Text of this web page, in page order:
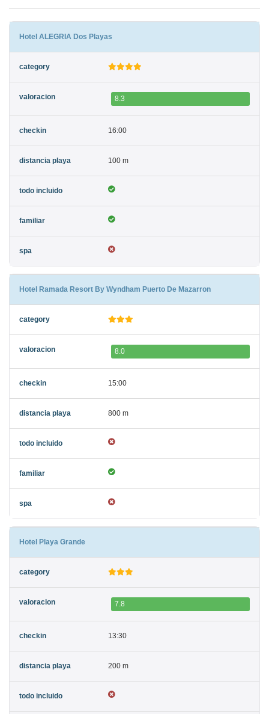
Hotel ALEGRIA Dos Playas
8.3
16:00
100 m
Hotel Ramada Resort By Wyndham Puerto De Mazarron
8.0
15:00
800 m
Hotel Playa Grande
7.8
13:30
200 m